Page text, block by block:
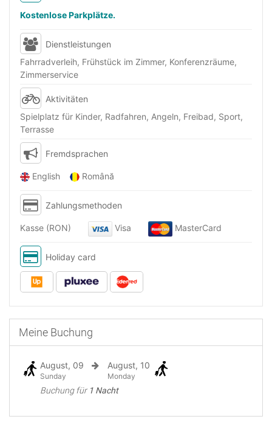
Kostenlose Parkplätze.
Dienstleistungen
Fahrradverleih, Frühstück im Zimmer, Konferenzräume,
Zimmerservice
Aktivitäten
Spielplatz für Kinder, Radfahren, Angeln, Freibad, Sport,
Terrasse
Fremdsprachen
English Română
Zahlungsmethoden
Kasse (RON) Visa MasterCard
Holiday card
Meine Buchung
August, 09
Sunday
August, 10
Monday
Buchung für 1 Nacht